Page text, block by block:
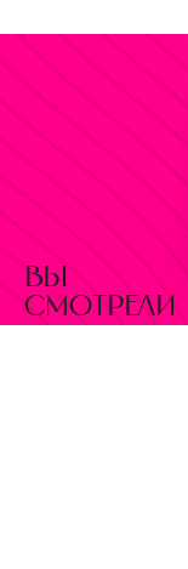
вы
смотрели